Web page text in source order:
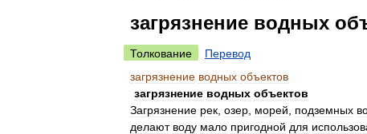
загрязнение водных
Толкование
Перевод
загрязнение водных объектов
загрязнение водных объектов
Загрязнение рек озер морей подземных
делают воду мало пригодной для